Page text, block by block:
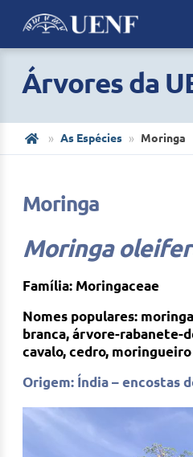
Árvores da
As Espécies Moringa
Moringa
Moringa
Família: Moringaceae
Nomes populares:
branca, árvore-rabanete-
cavalo, cedro, moringueiro
Origem: Índia – encostas